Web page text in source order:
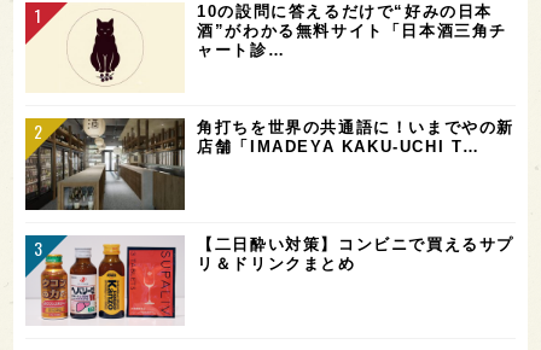
10の設問に答えるだけで“好みの日本
酒”がわかる無料サイト「日本酒三角チ
ャート診…
角打ちを世界の共通語に！いまでやの新
店舗「IMADEYA KAKU-UCHI T…
【二日酔い対策】コンビニで買えるサプ
リ＆ドリンクまとめ